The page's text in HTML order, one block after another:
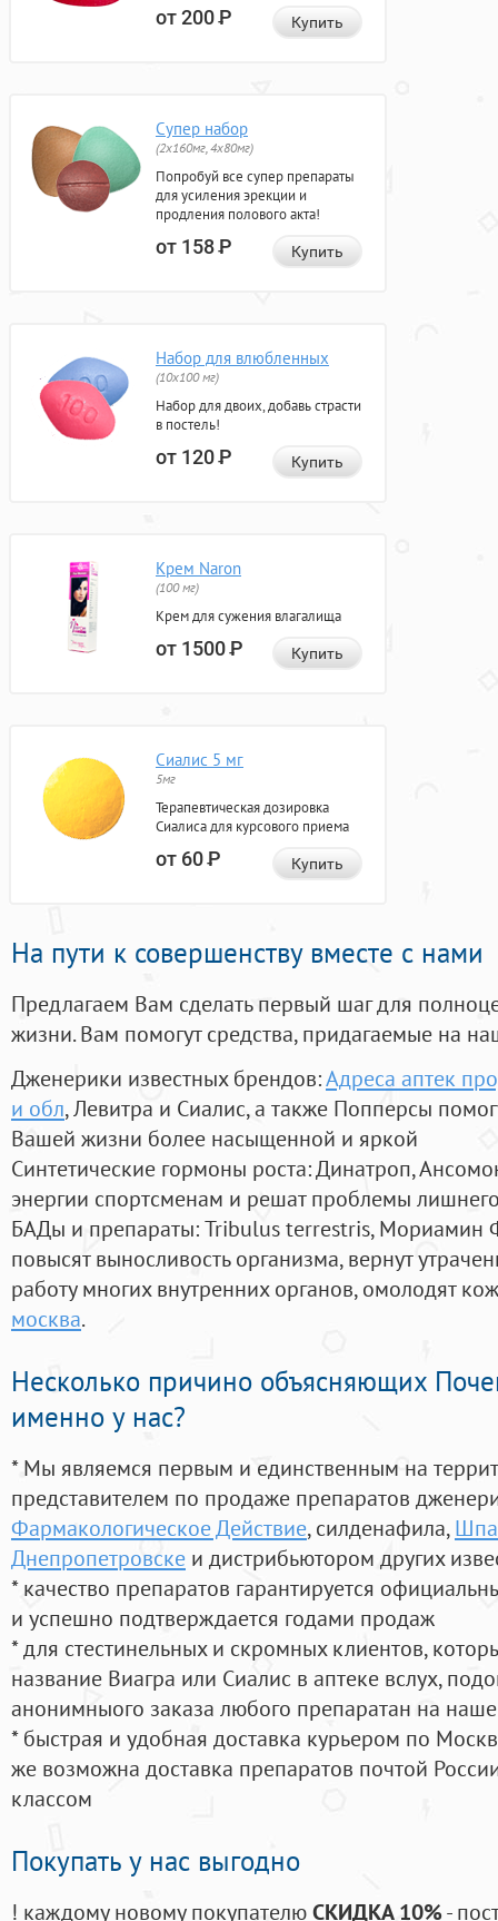
от 200Р Купить
Супер набор
(2х160мг, 4х80мг)
Попробуй все супер препараты
для усиления эрекции и
продления полового акта!
от 158Р Купить
Набор для влюбленных
(10х100 мг)
Набор для двоих, добавь страсти
в постель!
от 120Р Купить
Крем Naron
(100 мг)
Крем для сужения влагалища
от 1500Р Купить
Сиалис 5 мг
5мг
Терапевтическая дозировка
Сиалиса для курсового приема
от 60Р Купить
На пути к совершенству вместе с нами
Предлагаем Вам сделать первый шаг для
жизни. Вам помогут средства, придагаемые на
Дженерики известных брендов:Адреса аптек
и обл, Левитра и Сиалис, а также Попперсы
Вашей жизни более насыщенной и яркой
Синтетические гормоны роста: Динатроп,
энергии спортсменам и решат проблемы
БАДы и препараты:Tribulus terrestris, Мориамин
повысят выносливость организма, вернут
работу многих внутренних органов, омолодят
москва.
Несколько причино объясняющих
именно у нас?
* Мы являемся первым и единственным на
представителем по продаже препаратов
Фармакологическое Действие, силденафила,
Днепропетровске и дистрибьютором других
* качество препаратов гарантируется
и успешно подтверждается годами продаж
* для стестинельных и скромных клиентов,
название Виагра или Сиалис в аптеке вслух,
анонимныого заказа любого препаратан на
* быстрая и удобная доставка курьером по
же возможна доставка препаратов почтой
классом
Покупать у нас выгодно
! каждому новому покупателюСКИДКА 10%-